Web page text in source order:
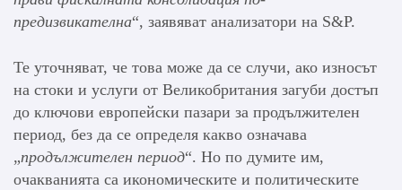
предизвикателна“, заявяват анализатори на S&P.
Те уточняват, че това може да се случи, ако износът
на стоки и услуги от Великобритания загуби достъп
до ключови европейски пазари за продължителен
период, без да се определя какво означава
„продължителен период“. Но по думите им,
очакванията са икономическите и политическите